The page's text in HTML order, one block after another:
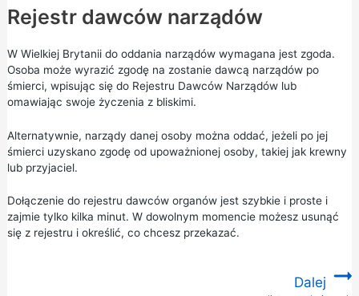
Rejestr dawców narządów
W Wielkiej Brytanii do oddania narządów wymagana jest zgoda.
Osoba może wyrazić zgodę na zostanie dawcą narządów po
śmierci, wpisując się do Rejestru Dawców Narządów lub
omawiając swoje życzenia z bliskimi.
Alternatywnie, narządy danej osoby można oddać, jeżeli po jej
śmierci uzyskano zgodę od upoważnionej osoby, takiej jak krewny
lub przyjaciel.
Dołączenie do rejestru dawców organów jest szybkie i proste i
zajmie tylko kilka minut. W dowolnym momencie możesz usunąć
się z rejestru i określić, co chcesz przekazać.
Dalej